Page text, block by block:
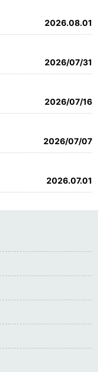
2026.08.01
2026/07/31
2026/07/16
2026/07/07
2026.07.01